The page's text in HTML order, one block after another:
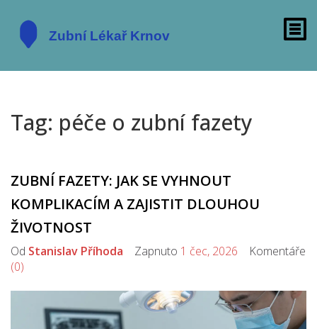
Tag: péče o zubní fazety
ZUBNÍ FAZETY: JAK SE VYHNOUT
KOMPLIKACÍM A ZAJISTIT DLOUHOU
ŽIVOTNOST
Od Stanislav Příhoda Zapnuto 1 čec, 2026 Komentáře
(0)